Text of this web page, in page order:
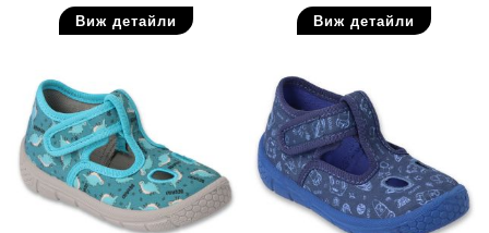
Виж детайли Виж детайли